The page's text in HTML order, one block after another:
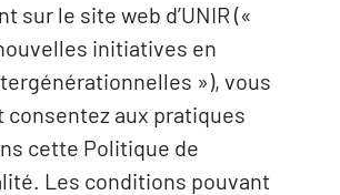
sur le site web d’UNIR («
initiatives en
»), vous
consentez aux pratiques
cette Politique de
Les conditions pouvant